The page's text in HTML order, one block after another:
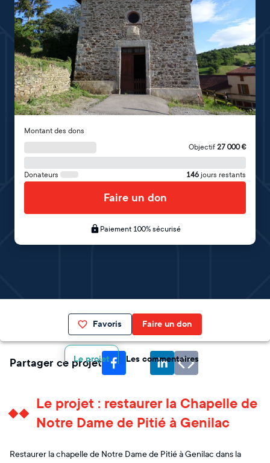
Montant des dons
Objectif 27 000€
Donateurs 146 jours restants
Faire un don
Paiement 100% sécurisé
Favoris Faire un don
Le projet Les commentaires
Partager ce projet
Le projet : restaurer la Chapelle de
Notre Dame de Pitié à Genilac
Restaurer la chapelle de Notre Dame de Pitié à Genilac dans la